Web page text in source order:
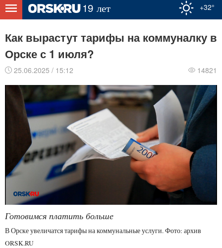
+32°
Как вырастут тарифы на коммуналку в
Орске с 1 июля?
25.06.2025 / 15:12 14821
Готовимся платить больше
В Орске увеличатся тарифы на коммунальные услуги. Фото: архив
ORSK.RU